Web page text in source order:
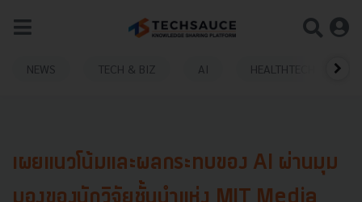
NEWS TECH & BIZ AI HEALTHTECH
เผยแนวโน้มและผลกระทบของ AI ผ่านมุม